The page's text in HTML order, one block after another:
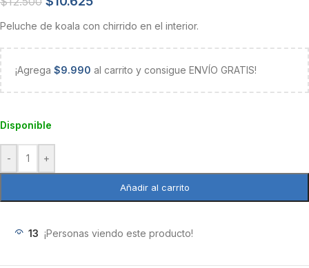
Peluche de koala con chirrido en el interior.
¡Agrega $9.990 al carrito y consigue ENVÍO GRATIS!
Disponible
- +
Añadir al carrito
13 ¡Personas viendo este producto!